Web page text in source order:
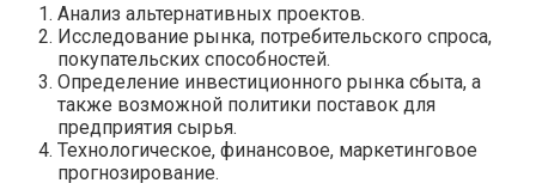
Анализ альтернативных проектов.
Исследование рынка, потребительского спроса,
покупательских способностей.
Определение инвестиционного рынка сбыта, а
также возможной политики поставок для
предприятия сырья.
Технологическое, финансовое, маркетинговое
прогнозирование.